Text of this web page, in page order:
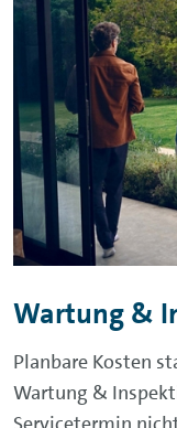
Wartung &
Planbare Kosten
Wartung &